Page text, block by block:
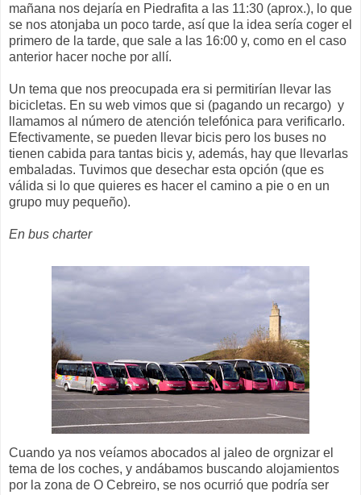
mañana nos dejaría en Piedrafita a las 11:30 (aprox.), lo que
se nos atonjaba un poco tarde, así que la idea sería coger el
primero de la tarde, que sale a las 16:00 y, como en el caso
anterior hacer noche por allí.
Un tema que nos preocupada era si permitirían llevar las
bicicletas. En su web vimos que si (pagando un recargo) y
llamamos al número de atención telefónica para verificarlo.
Efectivamente, se pueden llevar bicis pero los buses no
tienen cabida para tantas bicis y, además, hay que llevarlas
embaladas. Tuvimos que desechar esta opción (que es
válida si lo que quieres es hacer el camino a pie o en un
grupo muy pequeño).
En bus charter
Cuando ya nos veíamos abocados al jaleo de orgnizar el
tema de los coches, y andábamos buscando alojamientos
por la zona de O Cebreiro, se nos ocurrió que podría ser